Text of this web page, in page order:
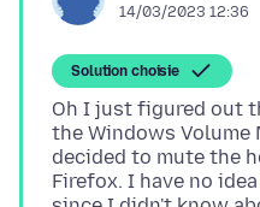
14/03/2023 12:36
Solution choisie
Oh I just figured out
the Windows Volume
decided to mute the
Firefox. I have no